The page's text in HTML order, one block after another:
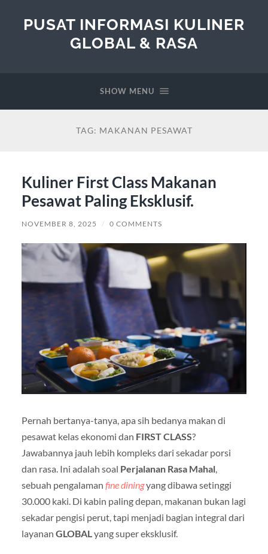
PUSAT INFORMASI KULINER
GLOBAL & RASA
SHOW MENU
TAG: MAKANAN PESAWAT
Kuliner First Class Makanan
Pesawat Paling Eksklusif.
NOVEMBER 8, 2025 / 0 COMMENTS
Pernah bertanya-tanya, apa sih bedanya makan di
pesawat kelas ekonomi dan FIRST CLASS?
Jawabannya jauh lebih kompleks dari sekadar porsi
dan rasa. Ini adalah soal Perjalanan Rasa Mahal,
sebuah pengalaman fine diningyang dibawa setinggi
30.000 kaki. Di kabin paling depan, makanan bukan lagi
sekadar pengisi perut, tapi menjadi bagian integral dari
layanan GLOBALyang super eksklusif.